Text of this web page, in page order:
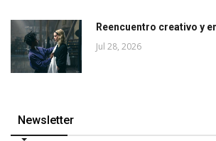
Reencuentro creativo y
Jul 28, 2026
Newsletter